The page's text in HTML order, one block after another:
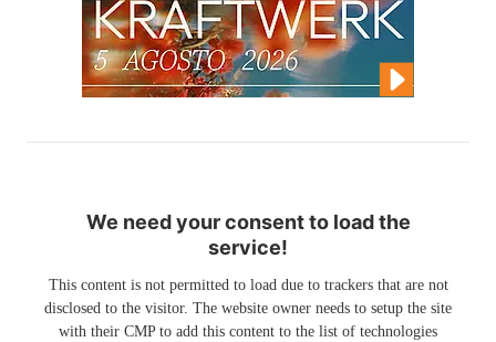
We need your consent to load the
service!
This content is not permitted to load due to trackers that are not
disclosed to the visitor. The website owner needs to setup the site
with their CMP to add this content to the list of technologies